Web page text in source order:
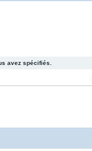
avez spécifiés.